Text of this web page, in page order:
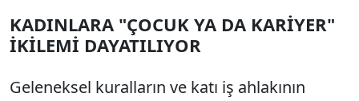
KADINLARA "ÇOCUK YA DA KARİYER"
İKİLEMİ DAYATILIYOR
Geleneksel kuralların ve katı iş ahlakının